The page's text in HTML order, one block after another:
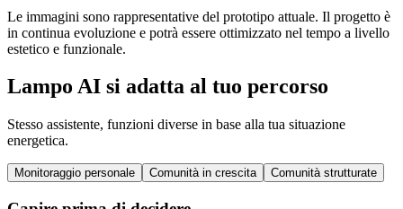
Le immagini sono rappresentative del prototipo attuale. Il progetto è
in continua evoluzione e potrà essere ottimizzato nel tempo a livello
estetico e funzionale.
Lampo AI si adatta al tuo percorso
Stesso assistente, funzioni diverse in base alla tua situazione
energetica.
Monitoraggio personale Comunità in crescita Comunità strutturate